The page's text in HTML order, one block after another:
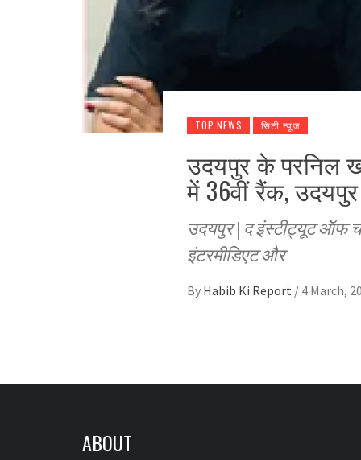
TOP NEWS सिटी न्यूज
उदयपुर के परनिल
में 36वीं रैंक,
उदयपुर | द इंस्टीट्यूट ऑफ
इंटरमीडिएट और
By Habib Ki Report / 4 March,
ABOUT